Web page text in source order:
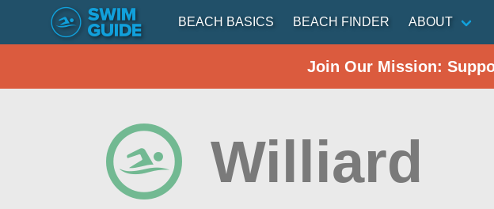
BEACH BASICS BEACH FINDER ABOUT
Join Our Mission:
Williard